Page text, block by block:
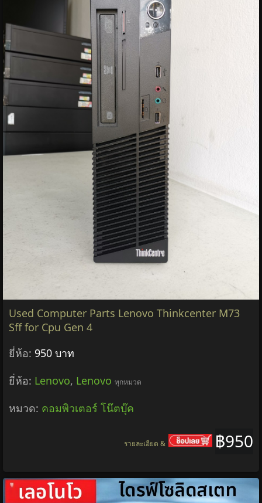
Used Computer Parts Lenovo Thinkcenter M73
Sff for Cpu Gen 4
ยี่ห้อ: 950 บาท
ยี่ห้อ: Lenovo, Lenovo ทุกหมวด
หมวด: คอมพิวเตอร์ โน๊ตบุ๊ค
฿950
รายละเอียด &